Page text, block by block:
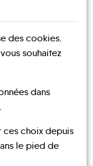
TRANSPORTS
À LA
DEMANDE
des cookies.
souhaitez
dans
ces choix depuis
le pied de